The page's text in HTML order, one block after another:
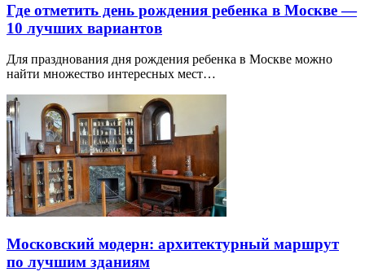
Где отметить день рождения ребенка в Москве —
10 лучших вариантов
Для празднования дня рождения ребенка в Москве можно
найти множество интересных мест…
Московский модерн: архитектурный маршрут
по лучшим зданиям